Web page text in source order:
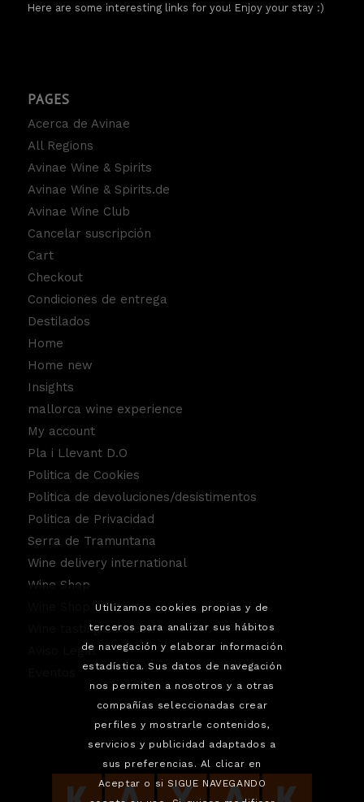
Here are some interesting links for you! Enjoy your stay :)
PAGES
Acerca de Avinae
All Regions
Avinae Wine & Spirits
Avinae Wine & Spirits.de
Avinae Wine Club
Cancelar suscripción
Cart
Checkout
Condiciones de entrega
Destilados
Home
Home new
Insights
mallorca wine experience
My account
Pla i Llevant D.O
Politica de Cookies
Politica de devoluciones/desistimentos
Politica de Privacidad
Serra de Tramuntana
Wine delivery international
Wine Shop
Wine Shop Contact
Wine tasting service.
Aviso Legal
Utilizamos cookies propias y de
terceros para analizar sus hábitos
de navegación y elaborar información
estadística. Sus datos de navegación
nos permiten a nosotros y a otras
compañías seleccionadas crear
perfiles y mostrarle contenidos,
servicios y publicidad adaptados a
sus preferencias. Al clicar en
Aceptar o si SIGUE NAVEGANDO